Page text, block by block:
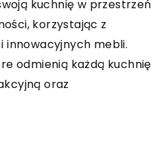
kuchnię w przestrzeń
korzystając z
innowacyjnych mebli.
odmienią każdą kuchnię
oraz